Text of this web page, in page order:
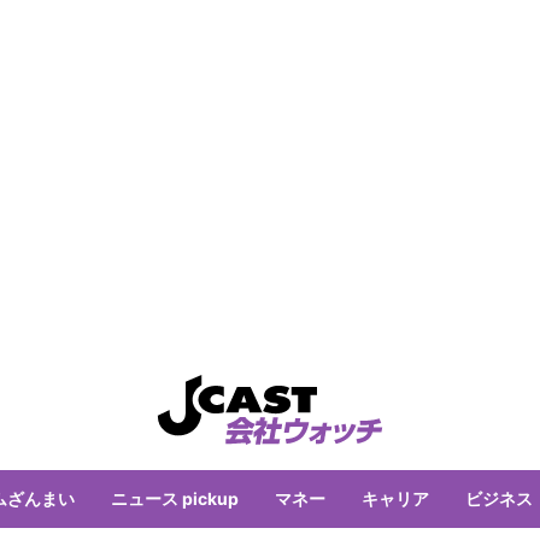
ざんまい ニュース pickup マネー キャリア ビジネス